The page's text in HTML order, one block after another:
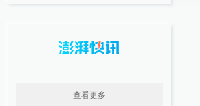
查看更多